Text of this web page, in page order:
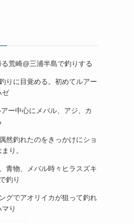
荒崎@三浦半島で釣りする
りに目覚める。初めてルアー
ゼ
ー中心にメバル、アジ、カ
然釣れたのをきっかけにショ
り。
青物、メバル時々ヒラスズキ
釣り
グでアオリイカが狙って釣れ
り